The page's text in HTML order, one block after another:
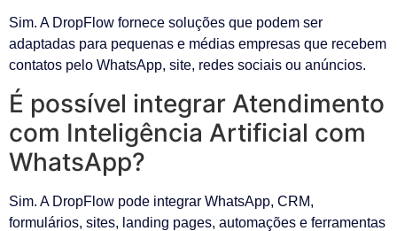
Sim. A DropFlow fornece soluções que podem ser
adaptadas para pequenas e médias empresas que recebem
contatos pelo WhatsApp, site, redes sociais ou anúncios.
É possível integrar Atendimento
com Inteligência Artificial com
WhatsApp?
Sim. A DropFlow pode integrar WhatsApp, CRM,
formulários, sites, landing pages, automações e ferramentas